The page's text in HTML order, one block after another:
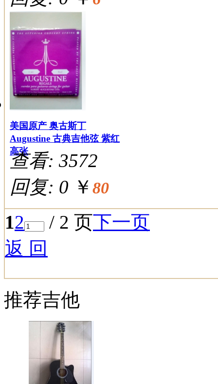
美国原产 奥古斯丁
Augustine 古典吉他弦 紫红
高张
查看: 3572
回复: 0 ￥ 80
12 / 2 页下一页
返 回
推荐吉他